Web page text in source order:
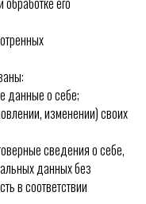
данные о себе;
изменении) своих
сведения о себе,
данных без
в соответствии